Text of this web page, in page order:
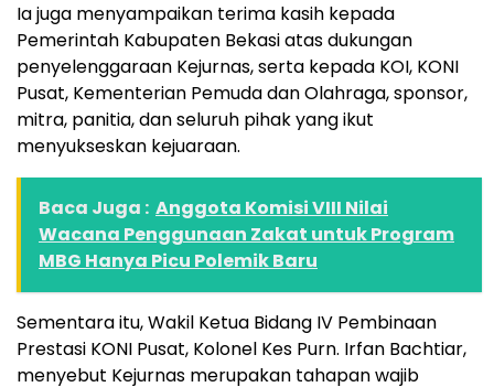
Ia juga menyampaikan terima kasih kepada
Pemerintah Kabupaten Bekasi atas dukungan
penyelenggaraan Kejurnas, serta kepada KOI, KONI
Pusat, Kementerian Pemuda dan Olahraga, sponsor,
mitra, panitia, dan seluruh pihak yang ikut
menyukseskan kejuaraan.
Baca Juga : Anggota Komisi VIII Nilai
Wacana Penggunaan Zakat untuk Program
MBG Hanya Picu Polemik Baru
Sementara itu, Wakil Ketua Bidang IV Pembinaan
Prestasi KONI Pusat, Kolonel Kes Purn. Irfan Bachtiar,
menyebut Kejurnas merupakan tahapan wajib